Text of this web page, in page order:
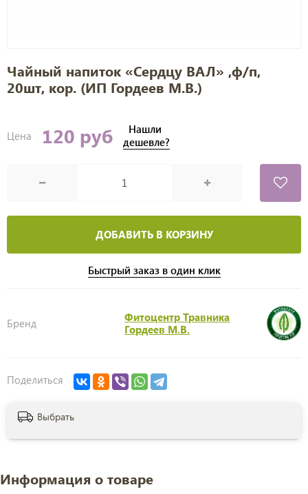
Чайный напиток «Сердцу ВАЛ» ,ф/п,
20шт, кор. (ИП Гордеев М.В.)
Цена 120 руб
Нашли
дешевле?
ДОБАВИТЬ В КОРЗИНУ
Быстрый заказ в один клик
Бренд
Фитоцентр Травника
Гордеев М.В.
Поделиться
Выбрать
Информация о товаре